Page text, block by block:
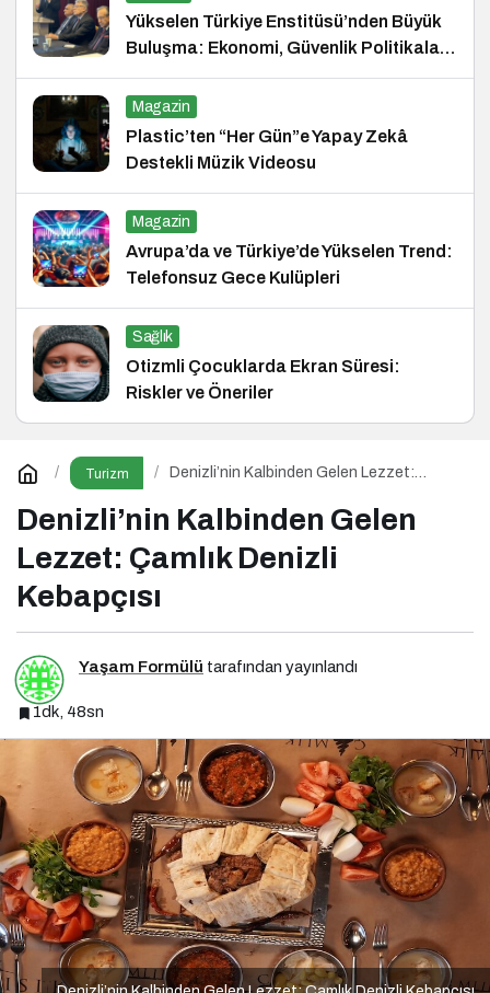
Yükselen Türkiye Enstitüsü’nden Büyük
Buluşma: Ekonomi, Güvenlik Politikaları
ve Hukuk Konferansı
Magazin
Plastic’ten “Her Gün”e Yapay Zekâ
Destekli Müzik Videosu
Magazin
Avrupa’da ve Türkiye’de Yükselen Trend:
Telefonsuz Gece Kulüpleri
Sağlık
Otizmli Çocuklarda Ekran Süresi:
Riskler ve Öneriler
Turizm
Denizli’nin Kalbinden Gelen Lezzet:
Denizli’nin Kalbinden Gelen
Lezzet: Çamlık Denizli
Kebapçısı
Yaşam Formülü tarafından yayınlandı
1dk, 48sn